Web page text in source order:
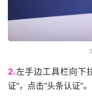
2.左手边工具栏向下
证”，点击“头条认证”。